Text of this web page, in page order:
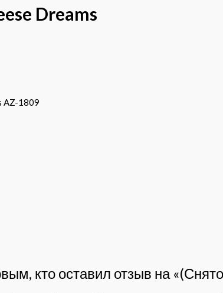
Dreams
AZ-1809
кто оставил отзыв на